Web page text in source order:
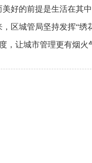
好的前提是生活在其
区城管局坚持发挥“
，让城市管理更有烟火